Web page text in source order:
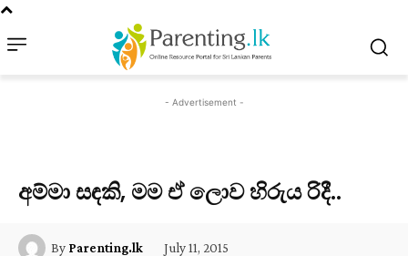
- Advertisement -
අම්මා සඳකි, මම ඒ ලොව හිරුය රිදී..
By Parenting.lk July 11, 2015